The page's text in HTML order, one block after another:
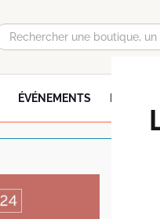
OUVERT AUJOURD'HUI
DE 09:00 À 22:00
ÉVÉNEMENTS